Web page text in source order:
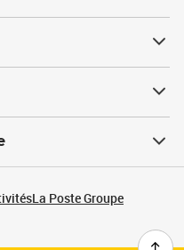
La Poste Groupe